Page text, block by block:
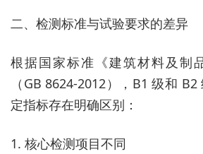
二、检测标准与试验要求的差异
根据国家标准《建筑材料及制
（GB 8624-2012），B1 级和
定指标存在明确区别：
1. 核心检测项目不同